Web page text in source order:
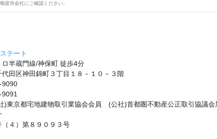
提供会社にご確認ください。
テート
半蔵門線/神保町 徒歩4分
田区神田錦町３丁目１８－１０－３階
9090
)東京都宅地建物取引業協会会員 (公社)首都圏不動産公正取引協議会
４）第８９０９３号